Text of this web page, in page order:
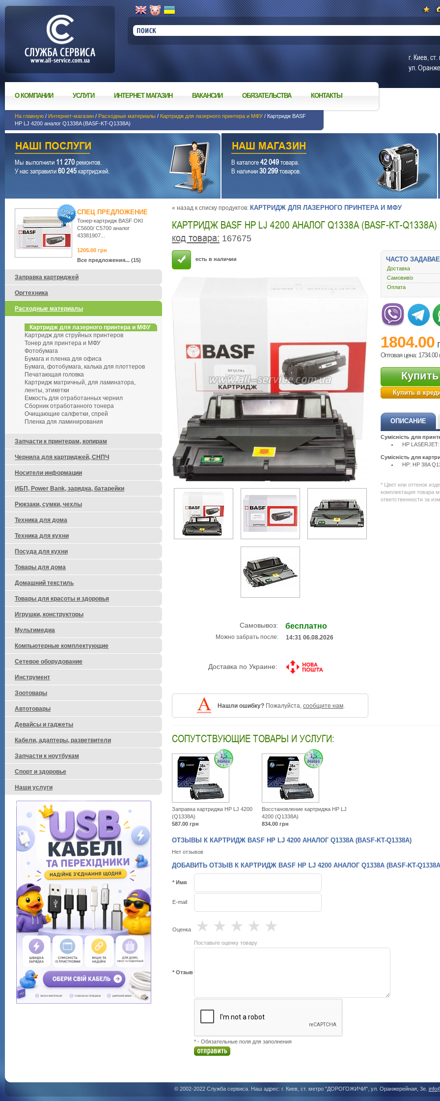
О КОМПАНИИ УСЛУГИ ИНТЕРНЕТ МАГАЗИН ВАКАНСИИ ОБЯЗАТЕЛЬСТВА КОНТАКТЫ
На главную / Интернет-магазин / Расходные материалы / Картридж для лазерного принтера и МФУ / Картридж BASF
HP LJ 4200 аналог Q1338A (BASF-KT-Q1338A)
Мы выполнили11 270ремонтов.
У нас заправили60 245картриджей.
В каталоге42 049товара.
В наличии30 299товаров.
« назад к списку продуктов: КАРТРИДЖ ДЛЯ ЛАЗЕРНОГО ПРИНТЕРА И МФУ
КАРТРИДЖ BASF HP LJ 4200 АНАЛОГ Q1338A (BASF-KT-Q1338A)
код товара: 167675
есть в наличии
Самовывоз: бесплатно
Можно забрать после: 14:31 06.08.2026
Доставка по Украине:
Нашли ошибку? Пожалуйста, сообщите нам.
ЧАСТО
Доставка
Самовивіз
Оплата
1804.00
Оптовая цена: 1734.00
Купить
Купить в
ОПИСАНИЕ
Сумісність для
HP
Сумісність для
HP: HP 38A
* Цвет или оттенок
комплектация товара
ответственности за
СОПУТСТВУЮЩИЕ ТОВАРЫ И УСЛУГИ:
Заправка картриджа HP LJ 4200
(Q1338A)
Восстановление картриджа HP LJ
4200 (Q1338A)
587.00 грн 834.00 грн
ОТЗЫВЫ К КАРТРИДЖ BASF HP LJ 4200 АНАЛОГ Q1338A (BASF-KT-Q1338A)
Нет отзывов
ДОБАВИТЬ ОТЗЫВ К КАРТРИДЖ BASF HP LJ 4200 АНАЛОГ Q1338A (BASF-KT-
* Имя
E-mail
Оценка ★
★
★
★
★
Поставьте оценку товару
* Отзыв
* - Обязательные поля для заполнения
СПЕЦ ПРЕДЛОЖЕНИЕ
Тонер-картридж BASF OKI
C5600/ C5700 аналог
43381907...
1205.00 грн
Все предложения... (15)
Заправка картриджей
Оргтехника
Расходные материалы
Картридж для лазерного принтера и МФУ
Картридж для струйных принтеров
Тонер для принтера и МФУ
Фотобумага
Бумага и пленка для офиса
Бумага, фотобумага, калька для плоттеров
Печатающая головка
Картридж матричный, для ламинатора,
ленты, этикетки
Емкость для отработанных чернил
Сборник отработанного тонера
Очищающие салфетки, спрей
Пленка для ламинирования
Запчасти к принтерам, копирам
Чернила для картриджей, СНПЧ
Носители информации
ИБП, Power Bank, зарядка, батарейки
Рюкзаки, сумки, чехлы
Техника для дома
Техника для кухни
Посуда для кухни
Товары для дома
Домашний текстиль
Товары для красоты и здоровья
Игрушки, конструкторы
Мультимедиа
Компьютерные комплектующие
Сетевое оборудование
Инструмент
Зоотовары
Автотовары
Девайсы и гаджеты
Кабели, адаптеры, разветвители
Запчасти к ноутбукам
Спорт и здоровье
Наши услуги
© 2002-2022 Служба сервиса. Наш адрес: г. Киев, ст. метро "ДОРОГОЖИЧИ", ул. Оранжерейная, 3е.
г. Киев,
ул.